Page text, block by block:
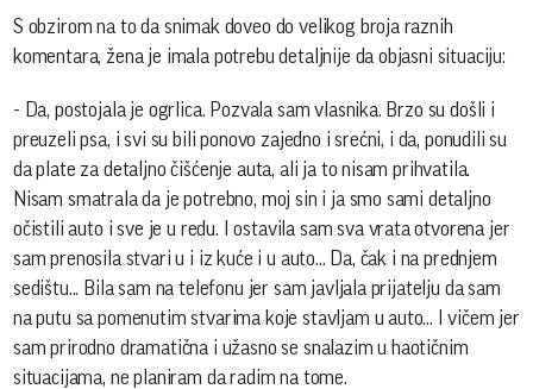
S obzirom na to da snimak doveo do velikog broja raznih
komentara, žena je imala potrebu detaljnije da objasni situaciju:
- Da, postojala je ogrlica. Pozvala sam vlasnika. Brzo su došli i
preuzeli psa, i svi su bili ponovo zajedno i srećni, i da, ponudili su
da plate za detaljno čišćenje auta, ali ja to nisam prihvatila.
Nisam smatrala da je potrebno, moj sin i ja smo sami detaljno
očistili auto i sve je u redu. I ostavila sam sva vrata otvorena jer
sam prenosila stvari u i iz kuće i u auto... Da, čak i na prednjem
sedištu... Bila sam na telefonu jer sam javljala prijatelju da sam
na putu sa pomenutim stvarima koje stavljam u auto... I vičem jer
sam prirodno dramatična i užasno se snalazim u haotičnim
situacijama, ne planiram da radim na tome.